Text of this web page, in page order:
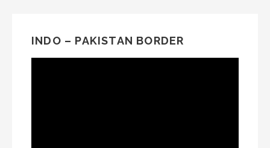
INDO – PAKISTAN BORDER